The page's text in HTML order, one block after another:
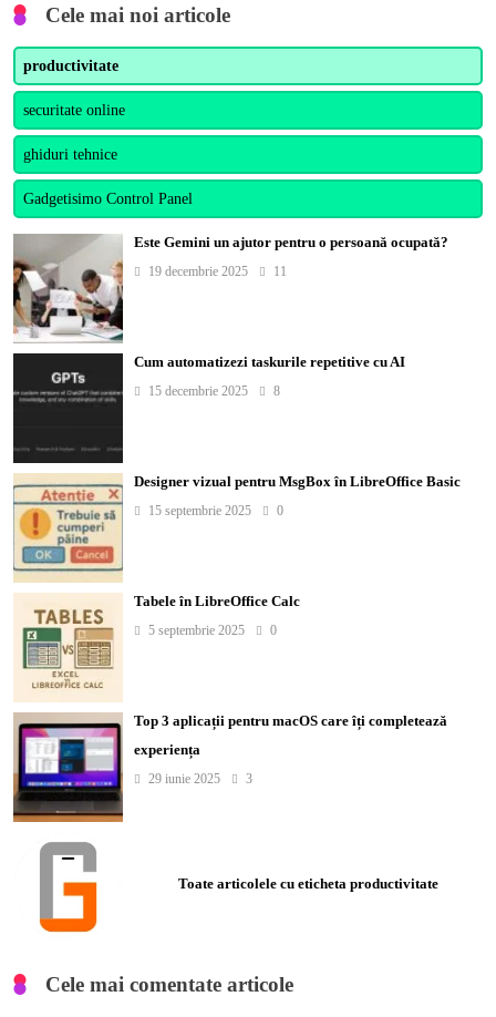
Cele mai noi articole
productivitate
securitate online
ghiduri tehnice
Gadgetisimo Control Panel
Este Gemini un ajutor pentru o persoană ocupată?
19 decembrie 2025 11
Cum automatizezi taskurile repetitive cu AI
15 decembrie 2025 8
Designer vizual pentru MsgBox în LibreOffice Basic
15 septembrie 2025 0
Tabele în LibreOffice Calc
5 septembrie 2025 0
Top 3 aplicații pentru macOS care îți completează
experiența
29 iunie 2025 3
Toate articolele cu eticheta productivitate
Cele mai comentate articole